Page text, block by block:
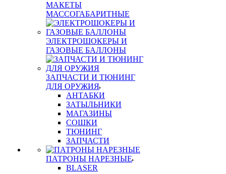
МАКЕТЫ
МАССОГАБАРИТНЫЕ
ЭЛЕКТРОШОКЕРЫ И
ГАЗОВЫЕ БАЛЛОНЫ
ЗАПЧАСТИ И ТЮНИНГ
ДЛЯ ОРУЖИЯ
АНТАБКИ
ЗАТЫЛЬНИКИ
МАГАЗИНЫ
СОШКИ
ТЮНИНГ
ЗАПЧАСТИ
ПАТРОНЫ НАРЕЗНЫЕ
BLASER